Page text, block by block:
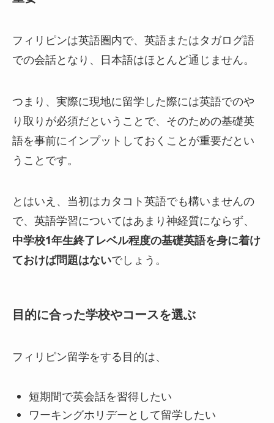
フィリピンは英語圏内で、英語またはタガログ語
での会話となり、日本語はほとんど通じません。
つまり、実際に現地に留学した際には英語でのや
り取りが必須だということで、そのための基礎英
語を事前にインプットしておくことが重要だとい
うことです。
とはいえ、当初はカタコト英語でも構いませんの
で、英語学習についてはあまり神経質にならず、
中学校1年生終了レベル程度の基礎英語を身に着け
ておけば問題はないでしょう。
目的に合った学校やコースを選ぶ
フィリピン留学をする目的は、
短期間で英会話を習得したい
ワーキングホリデーとして留学したい